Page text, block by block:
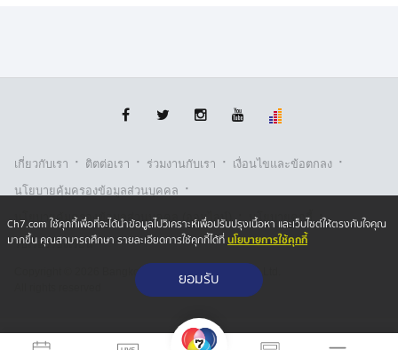
เกี่ยวกับเรา · ติตต่อเรา · ร่วมงานกับเรา · เงื่อนไขและข้อตกลง ·
นโยบายคุ้มครองข้อมูลส่วนบุคคล ·
นโยบายคุ้มครองข้อมูลส่วนบุคคล (ออนไลน์) · นโยบายคุกกี้ ·
รับเรื่องร้องเรียน
Copyright © 2026 Bangkok Broadcasting & T.V. Co.,Ltd.
Ch7.com ใช้คุกกี้เพื่อที่จะได้นำข้อมูลไปวิเคราะห์เพื่อปรับปรุงเนื้อหา และเว็บไซต์ให้ตรงกับใจคุณ
มากขึ้น คุณสามารถศึกษา รายละเอียดการใช้คุกกี้ได้ที่นโยบายการใช้คุกกี้
ยอมรับ